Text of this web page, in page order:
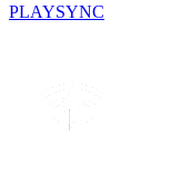
PLAYSYNC